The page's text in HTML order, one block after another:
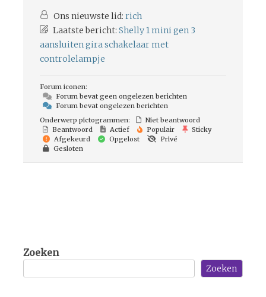
Ons nieuwste lid: rich
Laatste bericht: Shelly 1 mini gen 3
aansluiten gira schakelaar met
controlelampje
Forum iconen:
Forum bevat geen ongelezen berichten
Forum bevat ongelezen berichten
Onderwerp pictogrammen:
Niet beantwoord
Beantwoord
Actief Populair
Sticky
Afgekeurd
Opgelost
Privé
Gesloten
Zoeken
Zoeken